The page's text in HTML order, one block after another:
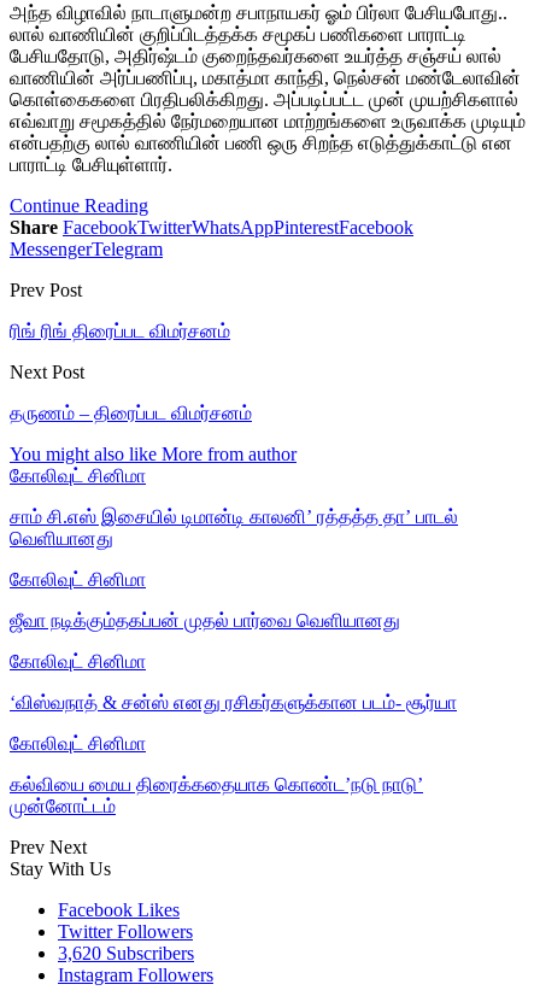
அந்த விழாவில் நாடாளுமன்ற சபாநாயகர் ஓம் பிர்லா பேசியபோது..
லால் வாணியின் குறிப்பிடத்தக்க சமூகப் பணிகளை பாராட்டி
பேசியதோடு, அதிர்ஷ்டம் குறைந்தவர்களை உயர்த்த சஞ்சய் லால்
வாணியின் அர்ப்பணிப்பு, மகாத்மா காந்தி, நெல்சன் மண்டேலாவின்
கொள்கைகளை பிரதிபலிக்கிறது. அப்படிப்பட்ட முன் முயற்சிகளால்
எவ்வாறு சமூகத்தில் நேர்மறையான மாற்றங்களை உருவாக்க முடியும்
என்பதற்கு லால் வாணியின் பணி ஒரு சிறந்த எடுத்துக்காட்டு என
பாராட்டி பேசியுள்ளார்.
Continue Reading
Share FacebookTwitterWhatsAppPinterestFacebook
MessengerTelegram
Prev Post
ரிங் ரிங் திரைப்பட விமர்சனம்
Next Post
தருணம் – திரைப்பட விமர்சனம்
You might also like More from author
கோலிவுட் சினிமா
சாம் சி.எஸ் இசையில் டிமான்டி காலனி’ ரத்தத்த தா’ பாடல்
வெளியானது
கோலிவுட் சினிமா
ஜீவா நடிக்கும்தகப்பன் முதல் பார்வை வெளியானது
கோலிவுட் சினிமா
‘விஸ்வநாத் & சன்ஸ் எனது ரசிகர்களுக்கான படம்- சூர்யா
கோலிவுட் சினிமா
கல்வியை மைய திரைக்கதையாக கொண்ட’நடு நாடு’
முன்னோட்டம்
Prev Next
Stay With Us
Facebook Likes
Twitter Followers
3,620 Subscribers
Instagram Followers